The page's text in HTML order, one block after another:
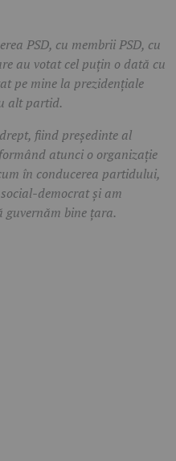
PSD, cu membrii PSD, cu
au votat cel puțin o dată cu
pe mine la prezidențiale
alt partid.
fiind președinte al
atunci o organizație
în conducerea partidului,
democrat și am
bine țara.